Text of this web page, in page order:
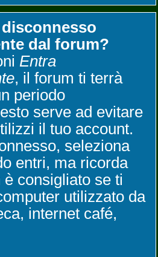
dal forum?
Entra
, il forum ti terrà
periodo
serve ad evitare
il tuo account.
seleziona
entri, ma ricorda
consigliato se ti
utilizzato da
internet café,